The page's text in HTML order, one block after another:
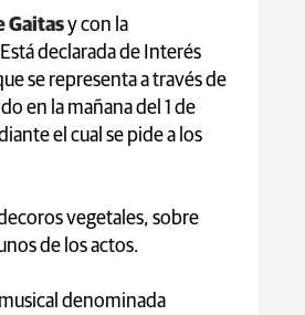
Gaitasy con la
declarada de Interés
se representa a través de
en la mañana del 1 de
el cual se pide a los
vegetales, sobre
de los actos.
denominada